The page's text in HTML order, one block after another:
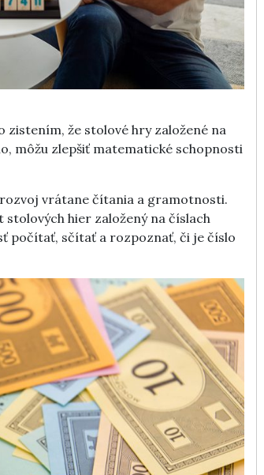
zistením, že stolové hry založené na
môžu zlepšiť matematické schopnosti
vrátane čítania a gramotnosti.
stolových hier založený na číslach
počítať, sčítať a rozpoznať, či je číslo